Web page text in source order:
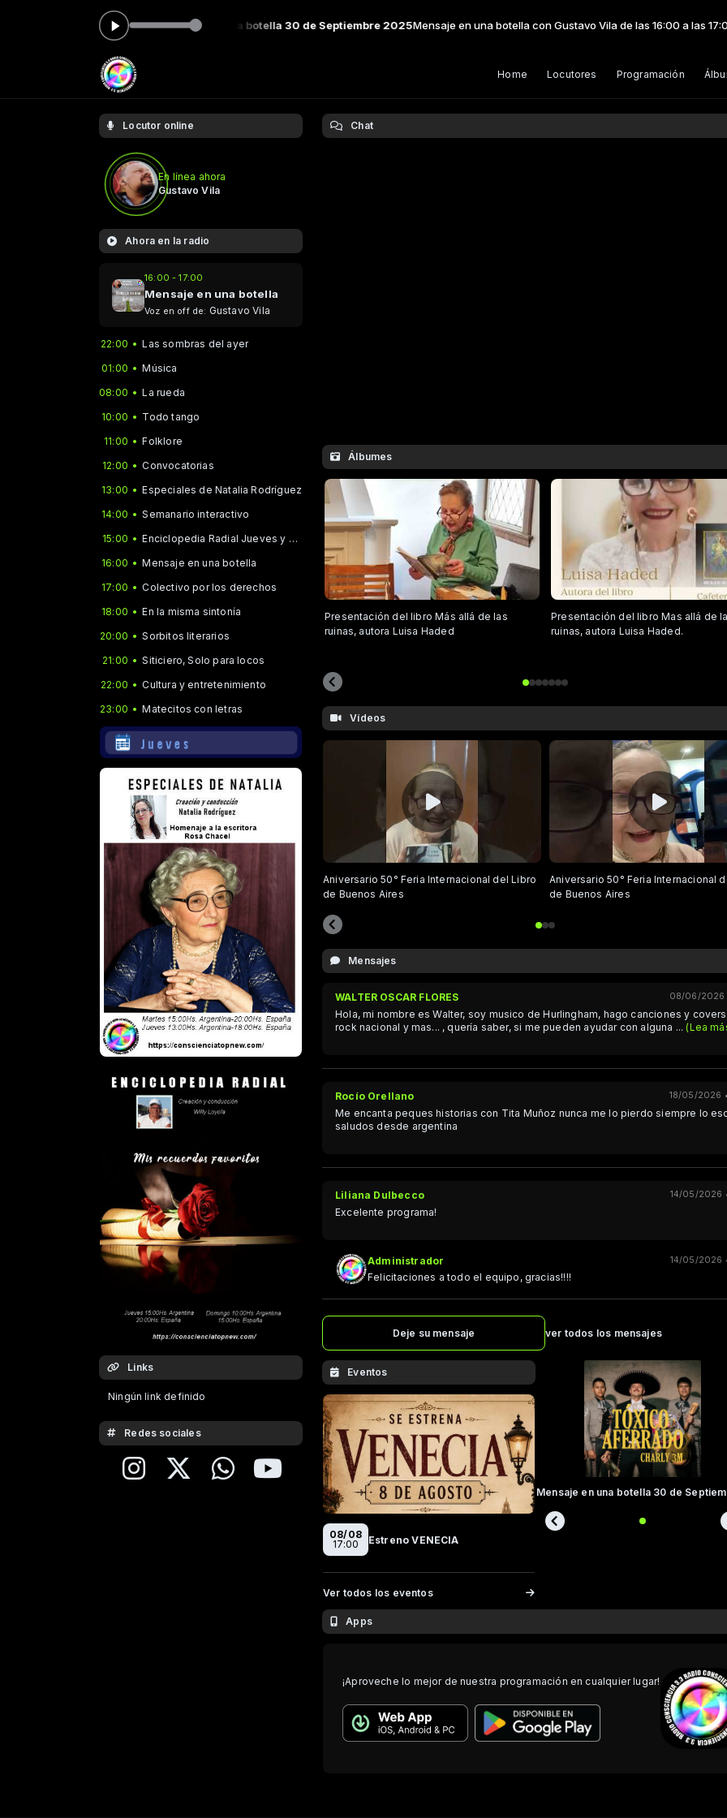
Tocando ahora: Mensaje en una botella 30 de Septiembre 2025Mensaje en una botella con Gustavo Vila de las 16:00 a las 17:00 -
Home Locutores Programación
Chat
Álbumes
Presentación del libro Más allá de las
ruinas, autora Luisa Haded
Presentación del libro Mas allá de
ruinas, autora Luisa Haded.
Vídeos
Aniversario 50° Feria Internacional del Libro
de Buenos Aires
Aniversario 50° Feria Internacional
de Buenos Aires
Mensajes
WALTER OSCAR FLORES 08/06/2026
Hola, mi nombre es Walter, soy musico de Hurlingham, hago canciones y
rock nacional y mas... , quería saber, si me pueden ayudar con alguna ...(Lea
Rocío Orellano 18/05/2026
Me encanta peques historias con Tita Muñoz nunca me lo pierdo siempre lo
saludos desde argentina
Liliana Dulbecco 14/05/2026
Excelente programa!
Administrador 14/05/2026
Felicitaciones a todo el equipo, gracias!!!!
Deje su mensaje ver todos los mensajes
Eventos
08/08
17:00
Estreno VENECIA
Ver todos los eventos
Apps
¡Aproveche lo mejor de nuestra programación en cualquier lugar!
Locutor online
En línea ahora
Gustavo Vila
Ahora en la radio
16:00 - 17:00
Mensaje en una botella
Voz en off de: Gustavo Vila
22:00
Las sombras del ayer
01:00
Música
08:00
La rueda
10:00
Todo tango
11:00
Folklore
12:00
Convocatorias
13:00
Especiales de Natalia Rodríguez
14:00
Semanario interactivo
15:00
Enciclopedia Radial Jueves y Domingo
16:00
Mensaje en una botella
17:00
Colectivo por los derechos
18:00
En la misma sintonía
20:00
Sorbitos literarios
21:00
Siticiero, Solo para locos
22:00
Cultura y entretenimiento
23:00
Matecitos con letras
Links
Ningún link definido
Redes sociales